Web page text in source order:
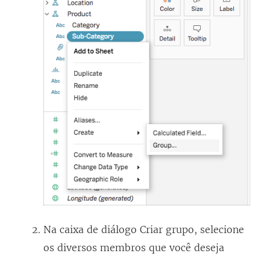
Na caixa de diálogo Criar grupo, selecione
os diversos membros que você deseja